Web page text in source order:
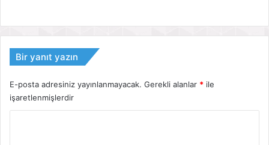
Bir yanıt yazın
E-posta adresiniz yayınlanmayacak. Gerekli alanlar * ile
işaretlenmişlerdir